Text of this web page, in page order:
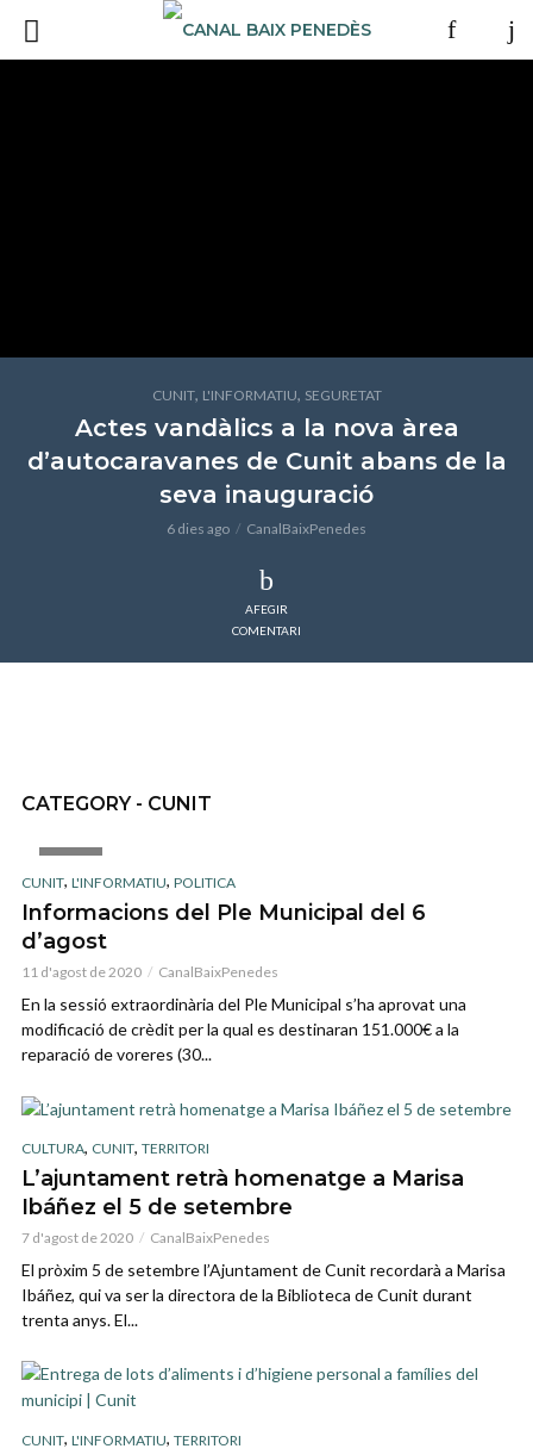
CUNIT, L'INFORMATIU, SEGURETAT
Actes vandàlics a la nova àrea
d’autocaravanes de Cunit abans de la
seva inauguració
6 dies ago CanalBaixPenedes
AFEGIR
COMENTARI
CATEGORY - CUNIT
CUNIT, L'INFORMATIU, POLITICA
Informacions del Ple Municipal del 6
d’agost
11 d'agost de 2020 CanalBaixPenedes
En la sessió extraordinària del Ple Municipal s’ha aprovat una
modificació de crèdit per la qual es destinaran 151.000€ a la
reparació de voreres (30...
CULTURA, CUNIT, TERRITORI
L’ajuntament retrà homenatge a Marisa
Ibáñez el 5 de setembre
7 d'agost de 2020 CanalBaixPenedes
El pròxim 5 de setembre l’Ajuntament de Cunit recordarà a Marisa
Ibáñez, qui va ser la directora de la Biblioteca de Cunit durant
trenta anys. El...
CUNIT, L'INFORMATIU, TERRITORI